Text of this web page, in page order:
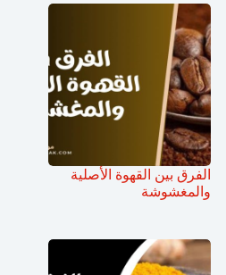
الفرق بين القهوة الأصلية
والمغشوشة